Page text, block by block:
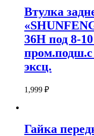
Втулка
36H под 8-
пром.подш.с
эксц.
1,999 ₽
Гайка